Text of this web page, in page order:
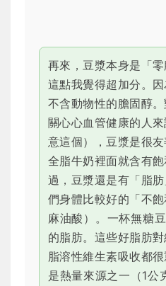
再來，豆漿本身是「
這點我覺得超加分。
不含動物性的膽固醇。
關心心血管健康的人
意這個），豆漿是很
全脂牛奶裡面就含有
過，豆漿還是有「脂
們身體比較好的「不
麻油酸）。一杯無糖
的脂肪。這些好脂肪
脂溶性維生素吸收都
是熱量來源之一（1公